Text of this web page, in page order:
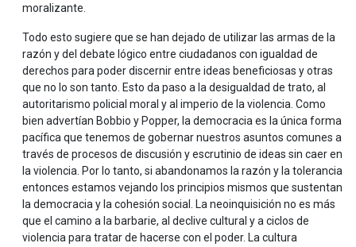
moralizante.
Todo esto sugiere que se han dejado de utilizar las armas de la
razón y del debate lógico entre ciudadanos con igualdad de
derechos para poder discernir entre ideas beneficiosas y otras
que no lo son tanto. Esto da paso a la desigualdad de trato, al
autoritarismo policial moral y al imperio de la violencia. Como
bien advertían Bobbio y Popper, la democracia es la única forma
pacífica que tenemos de gobernar nuestros asuntos comunes a
través de procesos de discusión y escrutinio de ideas sin caer en
la violencia. Por lo tanto, si abandonamos la razón y la tolerancia
entonces estamos vejando los principios mismos que sustentan
la democracia y la cohesión social. La neoinquisición no es más
que el camino a la barbarie, al declive cultural y a ciclos de
violencia para tratar de hacerse con el poder. La cultura